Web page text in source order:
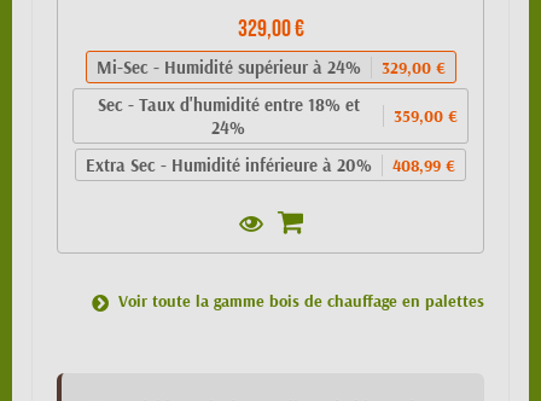
329,00 €
Mi-Sec - Humidité supérieur à 24% 329,00 €
Sec - Taux d'humidité entre 18% et
24%
359,00 €
Extra Sec - Humidité inférieure à 20% 408,99 €
Voir toute la gamme bois de chauffage en palettes